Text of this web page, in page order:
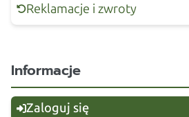
Reklamacje i zwroty
Informacje
Zaloguj się